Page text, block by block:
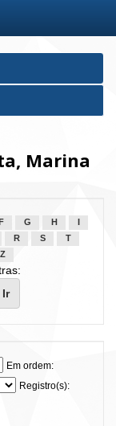
Marina
F G H
R S
T
Z
Em ordem:
Registro(s):